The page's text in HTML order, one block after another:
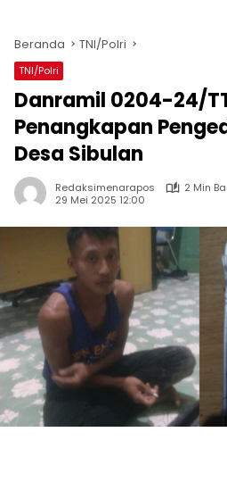
Beranda TNI/Polri
TNI/Polri
Danramil 0204-24/
Penangkapan
Desa Sibulan
Redaksimenarapos
2 Min
29 Mei 2025 12:00